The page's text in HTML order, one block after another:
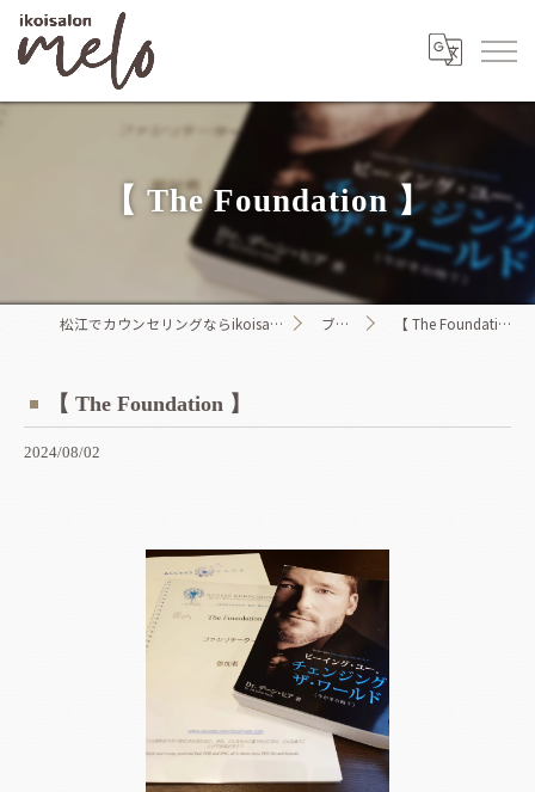
【 The Foundation 】
松江でカウンセリングならikoisalon melo ブログ 【 The Foundation 】
【 The Foundation 】
2024/08/02